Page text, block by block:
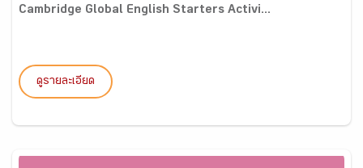
Cambridge Global English Starters Activi...
ดูรายละเอียด